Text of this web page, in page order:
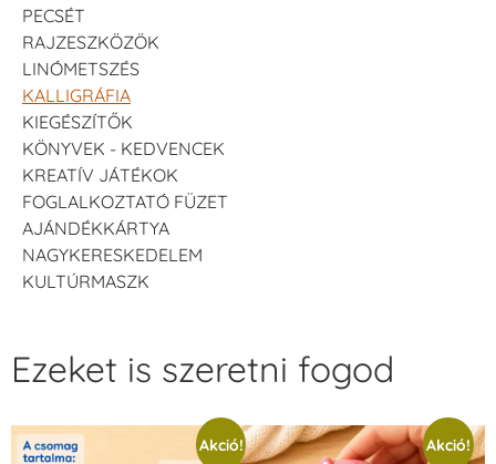
PECSÉT
RAJZESZKÖZÖK
LINÓMETSZÉS
KALLIGRÁFIA
KIEGÉSZÍTŐK
KÖNYVEK - KEDVENCEK
KREATÍV JÁTÉKOK
FOGLALKOZTATÓ FÜZET
AJÁNDÉKKÁRTYA
NAGYKERESKEDELEM
KULTÚRMASZK
Ezeket is szeretni fogod
Akció! Akció!